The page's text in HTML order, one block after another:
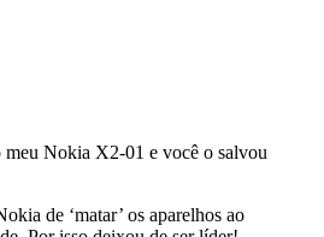
meu Nokia X2-01 e você o salvou
de ‘matar’ os aparelhos ao